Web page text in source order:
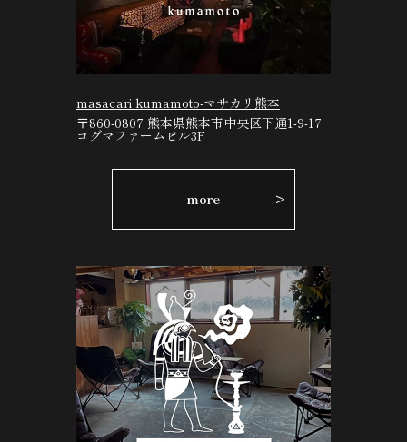
masacari kumamoto-マサカリ熊本
〒860-0807 熊本県熊本市中央区下通1-9-17
コグマファームビル3F
more